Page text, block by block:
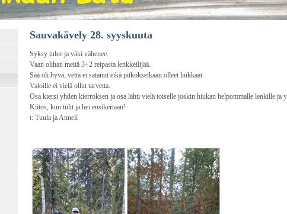
Sauvakävely 28. syyskuuta
Syksy tulee ja väki vähenee.
Vaan olihan meitä 3+2 reipasta lenkkeilijää.
Sää oli hyvä, vettä ei satanut eikä pitkoksetkaan olleet liukkaat.
Valoille ei vielä ollut tarvetta.
Osa kiersi yhden kierroksen ja osa lähti vielä toiselle joskin hiukan helpommalle lenkille ja
Kiitos, kun tulit ja hei ensikertaan!
t: Tuula ja Anneli